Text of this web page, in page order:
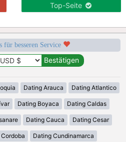
Top-Seite
für besseren Service
Dating Arauca Dating Atlantico
Dating Boyaca Dating Caldas
Dating Cauca Dating Cesar
Dating Cundinamarca